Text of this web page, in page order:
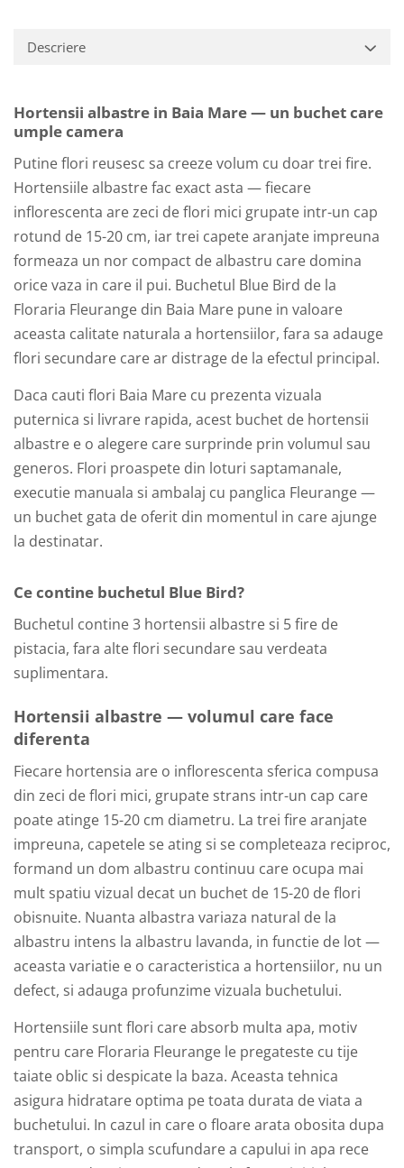
Descriere
Hortensii albastre in Baia Mare — un buchet care
umple camera
Putine flori reusesc sa creeze volum cu doar trei fire.
Hortensiile albastre fac exact asta — fiecare
inflorescenta are zeci de flori mici grupate intr-un cap
rotund de 15-20 cm, iar trei capete aranjate impreuna
formeaza un nor compact de albastru care domina
orice vaza in care il pui. Buchetul Blue Bird de la
Floraria Fleurange din Baia Mare pune in valoare
aceasta calitate naturala a hortensiilor, fara sa adauge
flori secundare care ar distrage de la efectul principal.
Daca cauti flori Baia Mare cu prezenta vizuala
puternica si livrare rapida, acest buchet de hortensii
albastre e o alegere care surprinde prin volumul sau
generos. Flori proaspete din loturi saptamanale,
executie manuala si ambalaj cu panglica Fleurange —
un buchet gata de oferit din momentul in care ajunge
la destinatar.
Ce contine buchetul Blue Bird?
Buchetul contine 3 hortensii albastre si 5 fire de
pistacia, fara alte flori secundare sau verdeata
suplimentara.
Hortensii albastre — volumul care face
diferenta
Fiecare hortensia are o inflorescenta sferica compusa
din zeci de flori mici, grupate strans intr-un cap care
poate atinge 15-20 cm diametru. La trei fire aranjate
impreuna, capetele se ating si se completeaza reciproc,
formand un dom albastru continuu care ocupa mai
mult spatiu vizual decat un buchet de 15-20 de flori
obisnuite. Nuanta albastra variaza natural de la
albastru intens la albastru lavanda, in functie de lot —
aceasta variatie e o caracteristica a hortensiilor, nu un
defect, si adauga profunzime vizuala buchetului.
Hortensiile sunt flori care absorb multa apa, motiv
pentru care Floraria Fleurange le pregateste cu tije
taiate oblic si despicate la baza. Aceasta tehnica
asigura hidratare optima pe toata durata de viata a
buchetului. In cazul in care o floare arata obosita dupa
transport, o simpla scufundare a capului in apa rece